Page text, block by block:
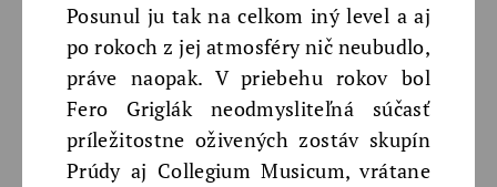
Posunul ju tak na celkom iný level a aj
po rokoch z jej atmosféry nič neubudlo,
práve naopak. V priebehu rokov bol
Fero Griglák neodmysliteľná súčasť
príležitostne oživených zostáv skupín
Prúdy aj Collegium Musicum, vrátane